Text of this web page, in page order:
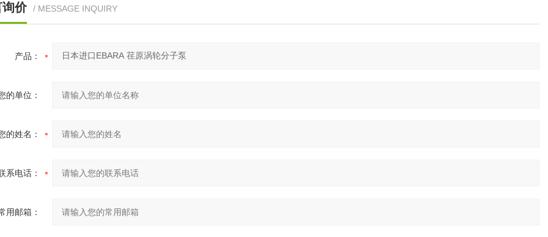
价 / MESSAGE INQUIRY
产品：
的单位：
的姓名：
系电话：
用邮箱：